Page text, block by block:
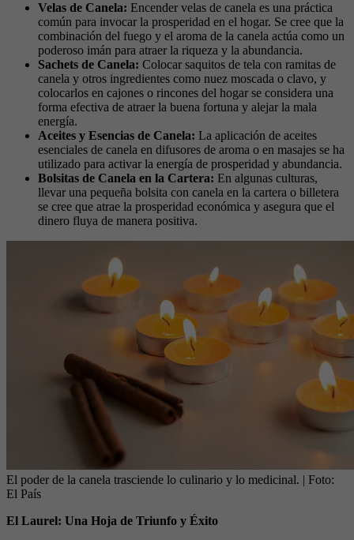
Velas de Canela: Encender velas de canela es una práctica
común para invocar la prosperidad en el hogar. Se cree que la
combinación del fuego y el aroma de la canela actúa como un
poderoso imán para atraer la riqueza y la abundancia.
Sachets de Canela: Colocar saquitos de tela con ramitas de
canela y otros ingredientes como nuez moscada o clavo, y
colocarlos en cajones o rincones del hogar se considera una
forma efectiva de atraer la buena fortuna y alejar la mala
energía.
Aceites y Esencias de Canela: La aplicación de aceites
esenciales de canela en difusores de aroma o en masajes se ha
utilizado para activar la energía de prosperidad y abundancia.
Bolsitas de Canela en la Cartera: En algunas culturas,
llevar una pequeña bolsita con canela en la cartera o billetera
se cree que atrae la prosperidad económica y asegura que el
dinero fluya de manera positiva.
El poder de la canela trasciende lo culinario y lo medicinal. | Foto:
El País
El Laurel: Una Hoja de Triunfo y Éxito